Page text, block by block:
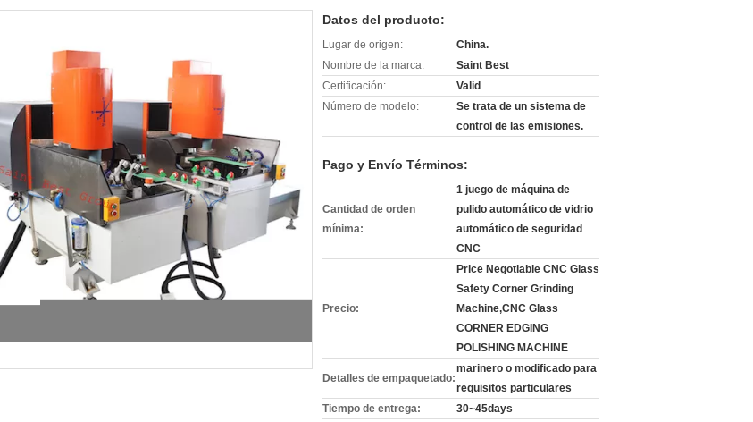
Datos del producto:
Lugar de origen:
China.
Nombre de la marca:
Saint Best
Certificación:
Valid
Número de modelo:
Se trata de un sistema de
control de las emisiones.
Pago y Envío Términos:
Cantidad de orden
mínima:
1 juego de máquina de
pulido automático de vidrio
automático de seguridad
CNC
Precio:
Price Negotiable CNC Glass
Safety Corner Grinding
Machine,CNC Glass
CORNER EDGING
POLISHING MACHINE
Detalles de empaquetado:
marinero o modificado para
requisitos particulares
Tiempo de entrega:
30~45days